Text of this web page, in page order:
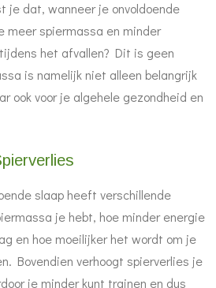
je dat, wanneer je onvoldoende
meer spiermassa en minder
het afvallen? Dit is geen
is namelijk niet alleen belangrijk
ook voor je algehele gezondheid en
slaap heeft verschillende
je hebt, hoe minder energie
en hoe moeilijker het wordt om je
Bovendien verhoogt spierverlies je
je minder kunt trainen en dus